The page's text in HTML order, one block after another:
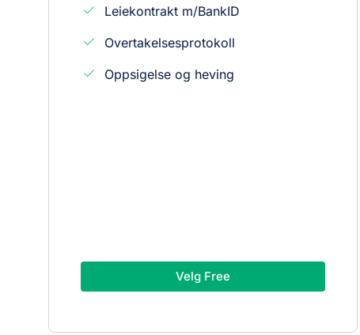
Leiekontrakt m/BankID
Overtakelsesprotokoll
Oppsigelse og heving
Velg Free